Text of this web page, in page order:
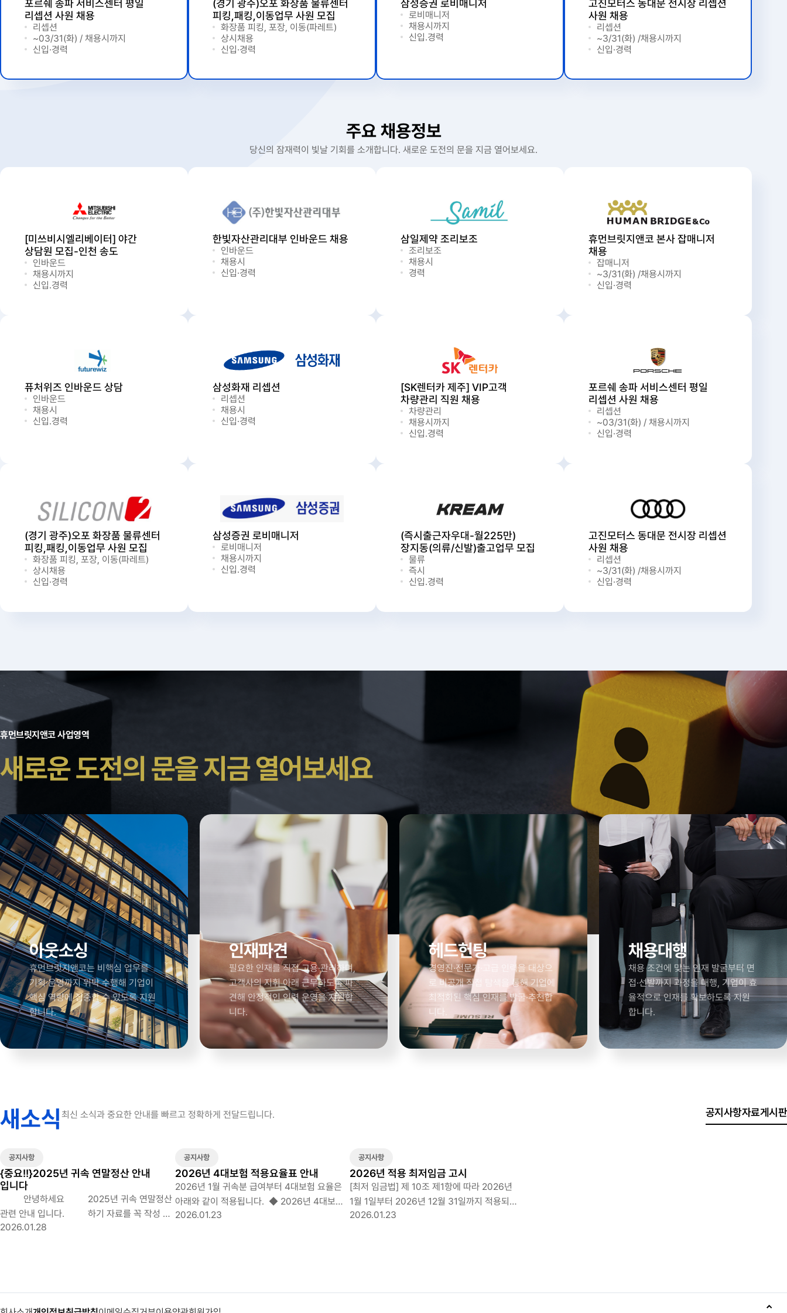
포르쉐 송파 서비스센터 평일
리셉션 사원 채용
리셉션
~03/31(화) / 채용시까지
신입·경력
(경기 광주)오포 화장품 물류센터
피킹,패킹,이동업무 사원 모집
화장품 피킹, 포장, 이동(파레트)
상시채용
신입·경력
삼성증권 로비매니저
로비매니저
채용시까지
신입.경력
고진모터스 동대문 전시장 리셉션
사원 채용
리셉션
~3/31(화) /채용시까지
신입·경력
주요 채용정보
당신의 잠재력이 빛날 기회를 소개합니다. 새로운 도전의 문을 지금 열어보세요.
[미쓰비시엘리베이터] 야간
상담원 모집-인천 송도
인바운드
채용시까지
신입.경력
한빛자산관리대부 인바운드 채용
인바운드
채용시
신입·경력
삼일제약 조리보조
조리보조
채용시
경력
휴먼브릿지앤코 본사 잡매니저
채용
잡매니저
~3/31(화) /채용시까지
신입·경력
퓨처위즈 인바운드 상담
인바운드
채용시
신입.경력
삼성화재 리셉션
리셉션
채용시
신입·경력
[SK렌터카 제주] VIP고객
차량관리 직원 채용
차량관리
채용시까지
신입.경력
포르쉐 송파 서비스센터 평일
리셉션 사원 채용
리셉션
~03/31(화) / 채용시까지
신입·경력
(경기 광주)오포 화장품 물류센터
피킹,패킹,이동업무 사원 모집
화장품 피킹, 포장, 이동(파레트)
상시채용
신입·경력
삼성증권 로비매니저
로비매니저
채용시까지
신입.경력
(즉시출근자우대-월225만)
장지동(의류/신발)출고업무 모집
물류
즉시
신입.경력
고진모터스 동대문 전시장 리셉션
사원 채용
리셉션
~3/31(화) /채용시까지
신입·경력
휴먼브릿지앤코 사업영역
새로운 도전의 문을 지금 열어보세요
아웃소싱
휴먼브릿지앤코는 비핵심 업무를
기획·운영까지 위탁 수행해 기업이
핵심 역량에 집중할 수 있도록 지원
합니다.
인재파견
필요한 인재를 직접 고용·관리하며,
고객사의 지휘 아래 근무하도록 파
견해 안정적인 인력 운영을 지원합
니다.
헤드헌팅
경영진·전문가·고급 인력을 대상으
로 비공개 직접 탐색을 통해 기업에
최적화된 핵심 인재를 발굴·추천합
니다.
채용대행
채용 조건에 맞는 인재 발굴부터 면
접·선발까지 과정을 대행, 기업이 효
율적으로 인재를 확보하도록 지원
합니다.
새소식 최신 소식과 중요한 안내를 빠르고 정확하게 전달드립니다. 공지사항자료게시판
공지사항
{중요!!}2025년 귀속 연말정산 안내
입니다
안녕하세요 2025년 귀속 연말정산
관련 안내 입니다. 하기 자료를 꼭 작성 및
다운로드 하시어 제출 바라며 제출 기한 꼭 지켜
2026.01.28
공지사항
2026년 4대보험 적용요율표 안내
2026년 1월 귀속분 급여부터 4대보험 요율은
아래와 같이 적용됩니다. ◆ 2026년 4대보험
적용요율 구분 2025년 2026년 국민연금
2026.01.23
공지사항
2026년 적용 최저임금 고시
[최저 임금법] 제 10조 제1항에 따라 2026년
1월 1일부터 2026년 12월 31일까지 적용되는
최저임금액을 다음과 같이 고시 합니다 1.
2026.01.23